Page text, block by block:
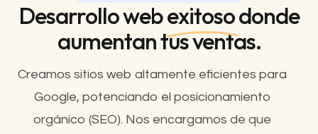
Desarrollo webexitosodonde
aumentan tus ventas.
Creamos sitios web altamente eficientes para
Google, potenciando el posicionamiento
orgánico (SEO). Nos encargamos de que